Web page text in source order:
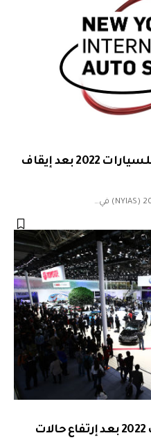
عودة معرض نيويورك الدولي للسيارات 2022 بعد إيقاف
…
تاجيل معرض بكين للسيارات 2022 بعد إرتفاع حالات